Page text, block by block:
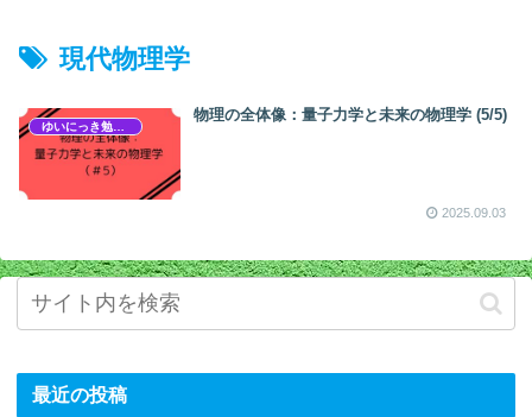
現代物理学
物理の全体像：量子力学と未来の物理学 (5/5)
2025.09.03
最近の投稿